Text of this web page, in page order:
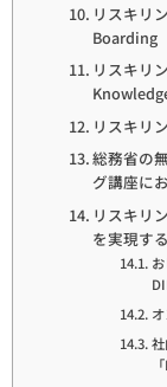
リスキリ
Boarding
リスキリ
リスキリ
総務省の
グ講座に
リスキリ
を実現する